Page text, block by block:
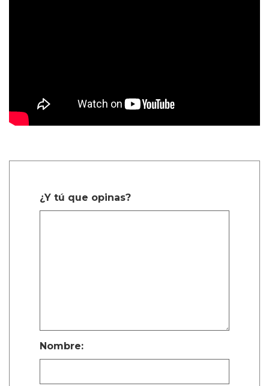
¿Y tú que opinas?
Nombre: